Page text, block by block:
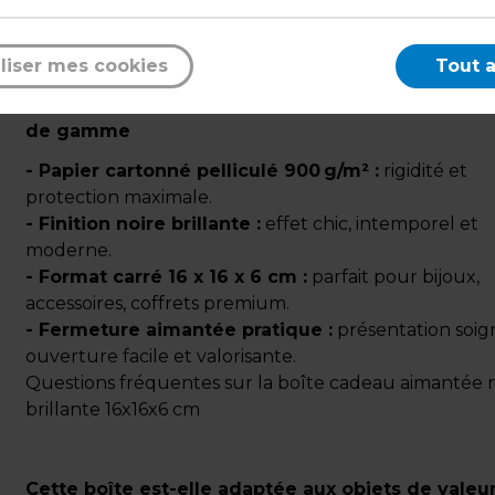
qui valorise l’ouverture du coffret pour chaque
produit haut de gamme.
de gamme
- Papier cartonné pelliculé 900 g/m² : rigidité et
protection maximale.
- Finition noire brillante : effet chic, intemporel et
moderne.
- Format carré 16 x 16 x 6 cm : parfait pour bijoux,
accessoires, coffrets premium.
- Fermeture aimantée pratique : présentation
ouverture facile et valorisante.
Questions fréquentes sur la boîte cadeau aimantée
brillante 16x16x6 cm
Cette boîte est-elle adaptée aux objets de
mes cookies Tout